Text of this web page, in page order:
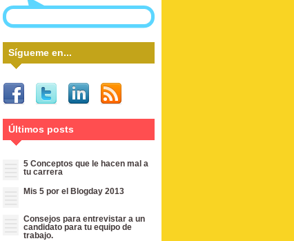
Sígueme en...
Últimos posts
5 Conceptos que le hacen mal a
tu carrera
Mis 5 por el Blogday 2013
Consejos para entrevistar a un
candidato para tu equipo de
trabajo.